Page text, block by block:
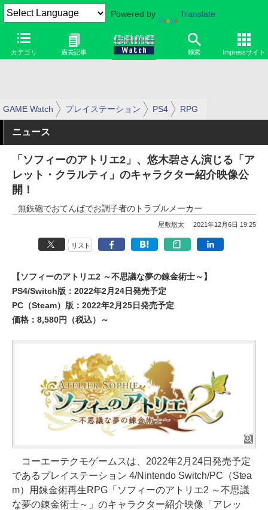
Powered by Translate
カテゴリ 過去記事 検索 Impressサイト
GAME Watch プレイステーション PS4 RPG
ニュース
「ソフィーのアトリエ2」、悠木碧さん演じる「ア
レット・クラルティ」のキャラクター紹介映像公
開！
無鉄砲でおてんばでお調子者のトラブルメーカー
屋敷悠太 2021年12月6日 19:25
リスト
【ソフィーのアトリエ2 ～不思議な夢の錬金術士～】
PS4/Switch版：2022年2月24日発売予定
PC（Steam）版：2022年2月25日発売予定
価格：8,580円（税込）～
コーエーテクモゲームスは、2022年2月24日発売予定
であるプレイステーション 4/Nintendo Switch/PC（Stea
m）用錬金術再生RPG「ソフィーのアトリエ2 ～不思議
な夢の錬金術士～」のキャラクター紹介映像「アレッ